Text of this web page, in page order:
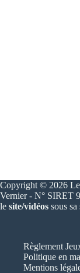
Copyright © 2026
Vernier - N° SIRET
le site/vidéos sous
Règlement
Politique en
Mentions